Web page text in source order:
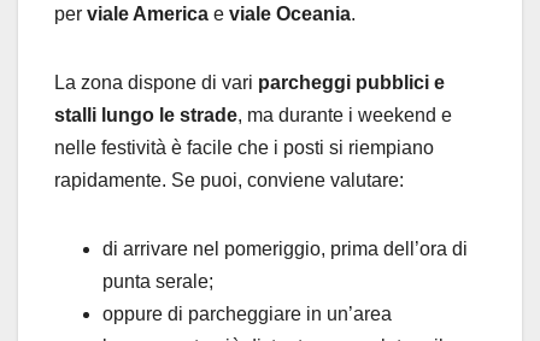
per viale America e viale Oceania.
La zona dispone di vari parcheggi pubblici e
stalli lungo le strade, ma durante i weekend e
nelle festività è facile che i posti si riempiano
rapidamente. Se puoi, conviene valutare:
di arrivare nel pomeriggio, prima dell’ora di
punta serale;
oppure di parcheggiare in un’area